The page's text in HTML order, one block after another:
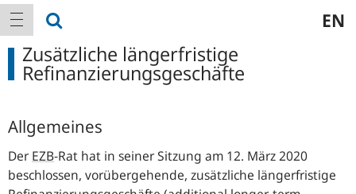
Hauptnavigation
Navigation anzeigen EN
Zusätzliche längerfristige
Refinanzierungsgeschäfte
Allgemeines
Der EZB-Rat hat in seiner Sitzung am 12. März 2020
beschlossen, vorübergehende, zusätzliche längerfristige